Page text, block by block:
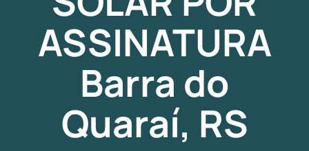
ASSINATURA
Barra do
Quaraí, RS